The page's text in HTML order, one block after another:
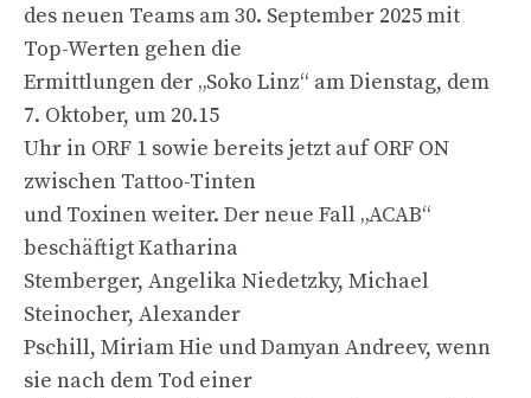
des neuen Teams am 30. September 2025 mit
Top-Werten gehen die
Ermittlungen der „Soko Linz“ am Dienstag, dem
7. Oktober, um 20.15
Uhr in ORF 1 sowie bereits jetzt auf ORF ON
zwischen Tattoo-Tinten
und Toxinen weiter. Der neue Fall „ACAB“
beschäftigt Katharina
Stemberger, Angelika Niedetzky, Michael
Steinocher, Alexander
Pschill, Miriam Hie und Damyan Andreev, wenn
sie nach dem Tod einer